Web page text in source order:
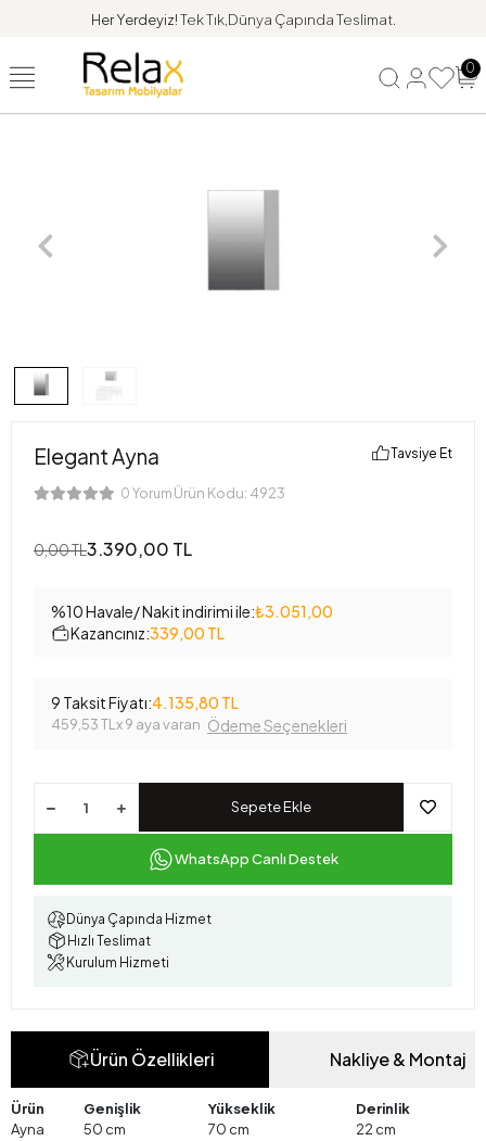
Her Yerdeyiz!Tek Tık,Dünya Çapında Teslimat.
0
Elegant Ayna
0 Yorum Ürün Kodu: 4923
Tavsiye Et
0,00 TL3.390,00 TL
%10 Havale/ Nakit indirimi ile:₺3.051,00
Kazancınız:339,00 TL
9 Taksit Fiyatı:4.135,80 TL
459,53 TL x 9 aya varan Ödeme Seçenekleri
Sepete Ekle
WhatsApp Canlı Destek
Dünya Çapında Hizmet
Hızlı Teslimat
Kurulum Hizmeti
Ürün Özellikleri Nakliye & Montaj
Ürün Genişlik Yükseklik
Derinlik
Ayna
50 cm 70 cm 22 cm